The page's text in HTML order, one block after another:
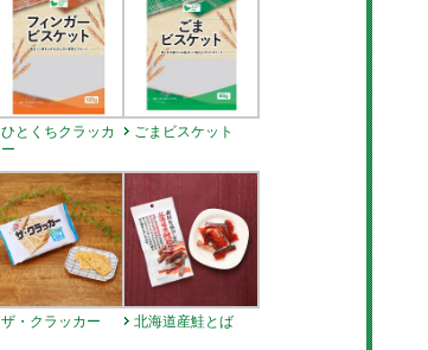
ひとくちクラッカ
ー
ごまビスケット
ザ・クラッカー 北海道産鮭とば